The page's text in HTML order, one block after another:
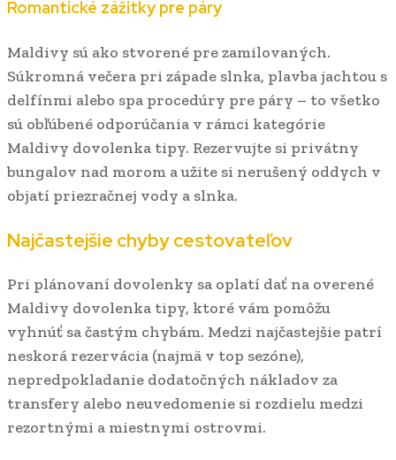
Romantické zážitky pre páry
Maldivy sú ako stvorené pre zamilovaných.
Súkromná večera pri západe slnka, plavba jachtou s
delfínmi alebo spa procedúry pre páry – to všetko
sú obľúbené odporúčania v rámci kategórie
Maldivy dovolenka tipy. Rezervujte si privátny
bungalov nad morom a užite si nerušený oddych v
objatí priezračnej vody a slnka.
Najčastejšie chyby cestovateľov
Pri plánovaní dovolenky sa oplatí dať na overené
Maldivy dovolenka tipy, ktoré vám pomôžu
vyhnúť sa častým chybám. Medzi najčastejšie patrí
neskorá rezervácia (najmä v top sezóne),
nepredpokladanie dodatočných nákladov za
transfery alebo neuvedomenie si rozdielu medzi
rezortnými a miestnymi ostrovmi.